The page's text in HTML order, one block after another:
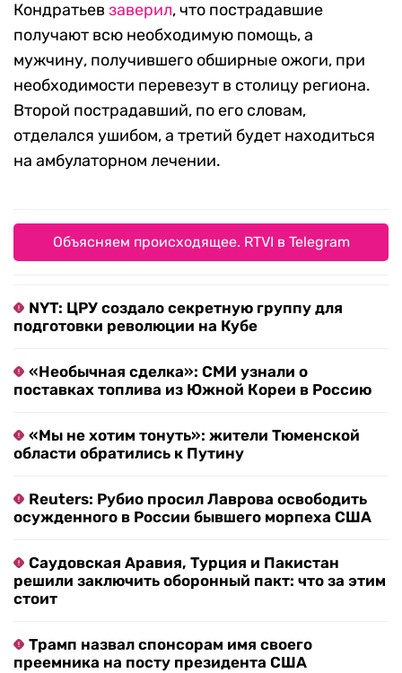
Кондратьев заверил, что пострадавшие
получают всю необходимую помощь, а
мужчину, получившего обширные ожоги, при
необходимости перевезут в столицу региона.
Второй пострадавший, по его словам,
отделался ушибом, а третий будет находиться
на амбулаторном лечении.
Объясняем происходящее. RTVI в Telegram
NYT: ЦРУ создало секретную группу для
подготовки революции на Кубе
«Необычная сделка»: СМИ узнали о
поставках топлива из Южной Кореи в Россию
«Мы не хотим тонуть»: жители Тюменской
области обратились к Путину
Reuters: Рубио просил Лаврова освободить
осужденного в России бывшего морпеха США
Саудовская Аравия, Турция и Пакистан
решили заключить оборонный пакт: что за этим
стоит
Трамп назвал спонсорам имя своего
преемника на посту президента США